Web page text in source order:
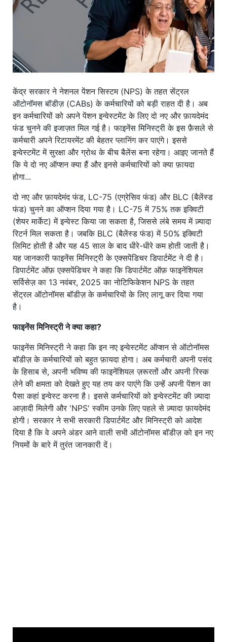
केंद्र सरकार ने नेशनल पेंशन सिस्टम (NPS) के तहत सेंट्रल
ऑटोनॉमस बॉडीज़ (CABs) के कर्मचारियों को बड़ी राहत दी है। अब
इन कर्मचारियों को अपने पेंशन इन्वेस्टमेंट के लिए दो नए और फ़ायदेमंद
फंड चुनने की इजाज़त मिल गई है। फाइनेंस मिनिस्ट्री के इस फ़ैसले से
कर्मचारी अपने रिटायरमेंट की बेहतर प्लानिंग कर पाएंगे। इससे
इन्वेस्टमेंट में सुरक्षा और ग्रोथ के बीच बैलेंस बना रहेगा। आइए जानते हैं
कि ये दो नए ऑप्शन क्या हैं और इनसे कर्मचारियों को क्या फ़ायदा
होगा...
दो नए और फ़ायदेमंद फंड, LC-75 (एग्रेसिव फंड) और BLC (बैलेंस्ड
फंड) चुनने का ऑप्शन दिया गया है। LC-75 में 75% तक इक्विटी
(शेयर मार्केट) में इन्वेस्ट किया जा सकता है, जिससे लंबे समय में ज़्यादा
रिटर्न मिल सकता है। जबकि BLC (बैलेंस्ड फंड) में 50% इक्विटी
लिमिट होती है और यह 45 साल के बाद धीरे-धीरे कम होती जाती है।
यह जानकारी फाइनेंस मिनिस्ट्री के एक्सपेंडिचर डिपार्टमेंट ने दी है।
डिपार्टमेंट ऑफ़ एक्सपेंडिचर ने कहा कि डिपार्टमेंट ऑफ़ फाइनेंशियल
सर्विसेज़ का 13 नवंबर, 2025 का नोटिफिकेशन NPS के तहत
सेंट्रल ऑटोनॉमस बॉडीज़ के कर्मचारियों के लिए लागू कर दिया गया
है।
फाइनेंस मिनिस्ट्री ने क्या कहा?
फाइनेंस मिनिस्ट्री ने कहा कि इन नए इन्वेस्टमेंट ऑप्शन से ऑटोनॉमस
बॉडीज़ के कर्मचारियों को बहुत फ़ायदा होगा। अब कर्मचारी अपनी पसंद
के हिसाब से, अपनी भविष्य की फाइनेंशियल ज़रूरतों और अपनी रिस्क
लेने की क्षमता को देखते हुए यह तय कर पाएंगे कि उन्हें अपनी पेंशन का
पैसा कहां इन्वेस्ट करना है। इससे कर्मचारियों को इन्वेस्टमेंट की ज़्यादा
आज़ादी मिलेगी और 'NPS' स्कीम उनके लिए पहले से ज़्यादा फ़ायदेमंद
होगी। सरकार ने सभी सरकारी डिपार्टमेंट और मिनिस्ट्री को आदेश
दिया है कि वे अपने अंडर आने वाली सभी ऑटोनॉमस बॉडीज़ को इन नए
नियमों के बारे में तुरंत जानकारी दें।